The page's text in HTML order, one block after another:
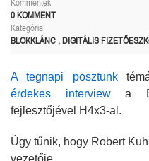
Kommentek
0 KOMMENT
Kategória
BLOKKLÁNC , DIGITÁLIS
A tegnapi posztunk
érdekes interviewa
fejlesztőjével H4x3-al.
Úgy tűnik, hogy Robert
vezetője.